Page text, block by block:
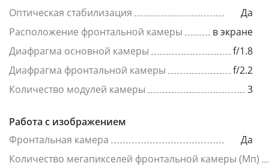
Оптическая стабилизация
Да
Расположение фронтальной камеры
в экране
Диафрагма основной камеры
f/1.8
Диафрагма фронтальной камеры
f/2.2
Количество модулей камеры
3
Работа с изображением
Фронтальная камера
Да
Количество мегапикселей фронтальной камеры (Мп)